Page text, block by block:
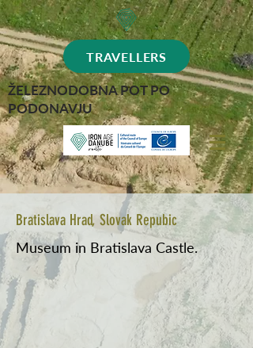
TRAVELLERS
ŽELEZNODOBNA POT PO
PODONAVJU
Bratislava Hrad, Slovak Repubic
Museum in Bratislava Castle.